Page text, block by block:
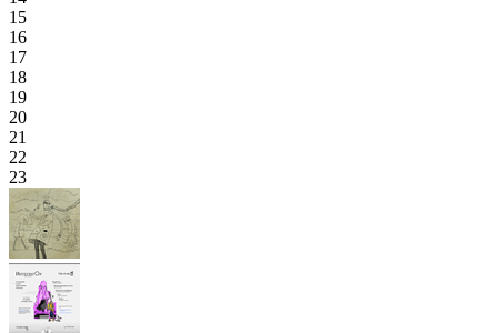
15
16
17
18
19
20
21
22
23